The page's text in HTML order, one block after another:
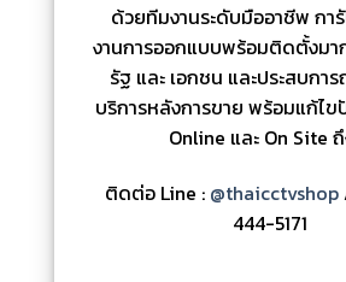
ด้วยทีมงานระดับมืออาชีพ ก
งานการออกแบบพร้อมติดตั้งมา
รัฐ และ เอกชน และประสบก
บริการหลังการขาย พร้อมแก้ไ
Online และ On Site
ติดต่อ Line : @thaicctvshop
444-5171